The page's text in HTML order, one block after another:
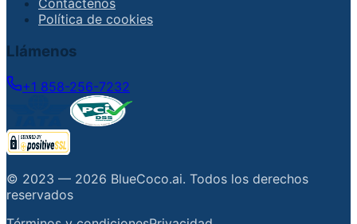
Contáctenos
Política de cookies
Llámenos
+1 858-256-7232
© 2023 — 2026 BlueCoco.ai. Todos los derechos
reservados